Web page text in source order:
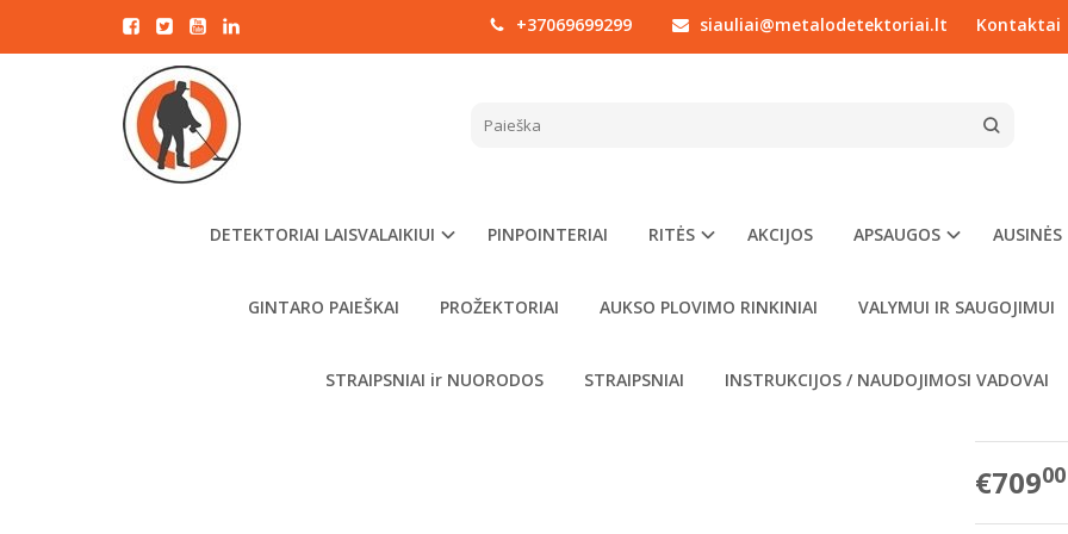
+37069699299 siauliai@metalodetektoriai.lt Kontaktai
DETEKTORIAI LAISVALAIKIUI PINPOINTERIAI RITĖS AKCIJOS APSAUGOS AUSINĖS
GINTARO PAIEŠKAI PROŽEKTORIAI AUKSO PLOVIMO RINKINIAI VALYMUI IR SAUGOJIMUI
STRAIPSNIAI ir NUORODOS STRAIPSNIAI INSTRUKCIJOS / NAUDOJIMOSI VADOVAI
RUTUS ATREX METALO DETEKTORIUS SU
€70900